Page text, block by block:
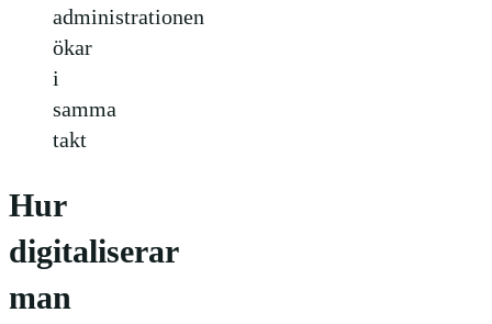
administrationen
ökar
i
samma
takt
Hur
digitaliserar
man